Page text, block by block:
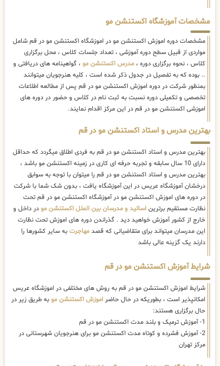
مشخصات آموزشگاه اکستنشن مو
مشخصات دوره اموزش اکستنشن مو در اموزشگاه اکستنشن مو در قم شامل
مواردی از قبیل سطح دوره آموزشی ، تعداد جلسات کلاس ، محل برگزاری
کلاس ، نحوه برگزاری دوره ، مدرس اکستنشن مو ، گواهینامه های دریافتی و
.. بوده که به تفصیل در جدول ذکر شده است ، کلیه هنرجویان میتوانند
بمنظور شرکت در دوره اموزش اکستنشن مو در قم پس از مطالعه اطلاعات
تخصصی و تکمیلی دوره نسبت به ثبت نام در کلاس و حضور در دوره های
اموزشی اکستنشن مو در قم در این مرکز اقدام نمایند.
بهترین مدرس و استاد اکستنشن مو در قم
بهترین مدرس و استاد اکستنشن مو در قم به فردی اطلاق میگردد که حداقل
دارای 10 سال سابقه و تجربه حرفه ای کاری در زمینه اکستنشن مو باشد ،
بهترین مدرس و استاد اکستنشن مو در قم را میتوان با توجه به سوابق
درخشان آموزشگاه عریس در این آموزشگاه یافت ، بدون شک شما با شرکت
در دوره های اموزش اکستنشن مو در آموزشگاه اکستنشن مو در قم تحت
نظارت مستقیم برترین اساتید و مدرسان بین الملل اکستنشن مو در داخل و
خارج از کشور آموزش خواهید دید . گذراندن دوره های اموزش تحت نظارت
این مدرسان میتواند برای متقاضیانی که قصد مهاجرت به سایر کشورها را
دارند یک گزینه عالی باشد
شرایط آموزش اکستنشن مو در قم
شرایط اموزش اکستنشن مو در قم به روش های مختلفی در اموزشگاه عریس
امکانپذیر است ، بطوریکه در حال حاضر اموزش اکستنشن مو به طریق زیر در
حال برگزاری هستند:
1- آموزش ترمیک و بلند مدت اکستنشن مو در قم
2- آموزش فشرده و کوتاه مدت اکستنشن مو برای هنرجویان شهرستانی در
مرکز تهران